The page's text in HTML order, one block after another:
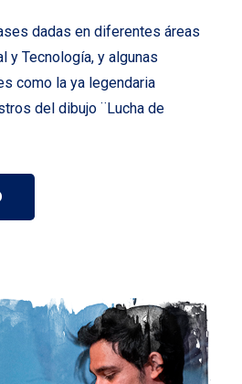
dadas en diferentes áreas
y Tecnología, y algunas
como la ya legendaria
del dibujo ¨Lucha de